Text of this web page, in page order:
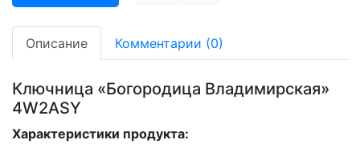
Описание Комментарии (0)
Ключница «Богородица Владимирская»
4W2ASY
Характеристики продукта: